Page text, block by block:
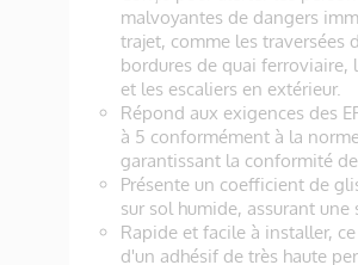
malvoyantes de dangers
trajet, comme les traversées
bordures de quai ferroviaire,
et les escaliers en extérieur.
Répond aux exigences des
à 5 conformément à la
garantissant la conformité
Présente un coefficient de
sur sol humide, assurant une
Rapide et facile à installer,
d'un adhésif de très haute